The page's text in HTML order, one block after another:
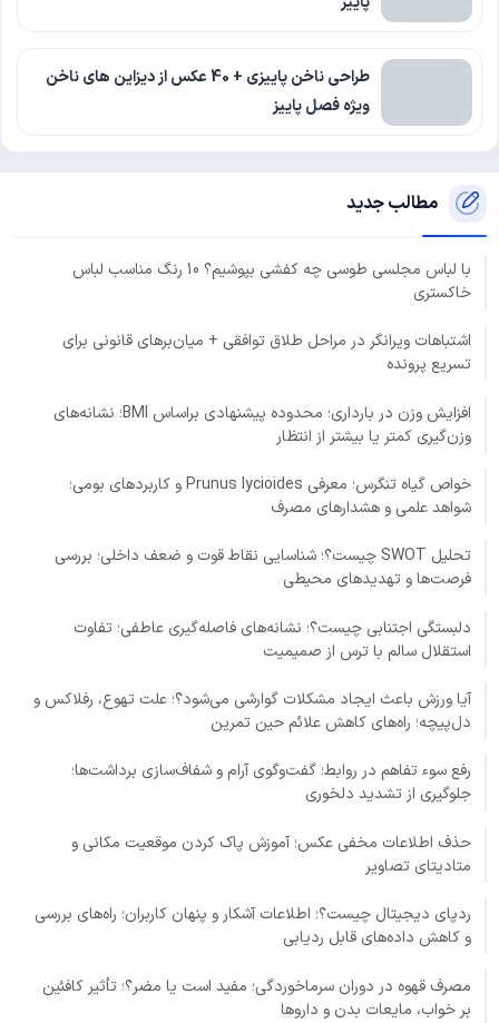
طراحی ناخن پاییزی + 40 عکس از دیزاین های ناخن
ویژه فصل پاییز
مطالب جدید
با لباس مجلسی طوسی چه کفشی بپوشیم؟ 10 رنگ مناسب لباس
خاکستری
اشتباهات ویرانگر در مراحل طلاق توافقی + میان‌برهای قانونی برای
تسریع پرونده
افزایش وزن در بارداری؛ محدوده پیشنهادی براساس BMI؛ نشانه‌های
وزن‌گیری کمتر یا بیشتر از انتظار
خواص گیاه تنگرس؛ معرفی Prunus lycioides و کاربردهای بومی؛
شواهد علمی و هشدارهای مصرف
تحلیل SWOT چیست؟؛ شناسایی نقاط قوت و ضعف داخلی؛ بررسی
فرصت‌ها و تهدیدهای محیطی
دلبستگی اجتنابی چیست؟؛ نشانه‌های فاصله‌گیری عاطفی؛ تفاوت
استقلال سالم با ترس از صمیمیت
آیا ورزش باعث ایجاد مشکلات گوارشی می‌شود؟؛ علت تهوع، رفلاکس و
دل‌پیچه؛ راه‌های کاهش علائم حین تمرین
رفع سوء تفاهم در روابط؛ گفت‌وگوی آرام و شفاف‌سازی برداشت‌ها؛
جلوگیری از تشدید دلخوری
حذف اطلاعات مخفی عکس؛ آموزش پاک کردن موقعیت مکانی و
متادیتای تصاویر
ردپای دیجیتال چیست؟؛ اطلاعات آشکار و پنهان کاربران؛ راه‌های بررسی
و کاهش داده‌های قابل ردیابی
مصرف قهوه در دوران سرماخوردگی؛ مفید است یا مضر؟؛ تأثیر کافئین
بر خواب، مایعات بدن و داروها